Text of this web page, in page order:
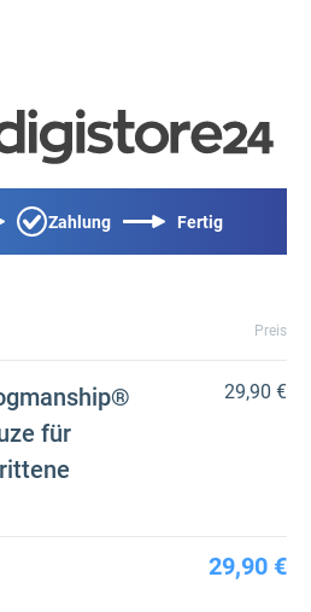
Zahlung Fertig
Preis
für
29,90 €
29,90 €